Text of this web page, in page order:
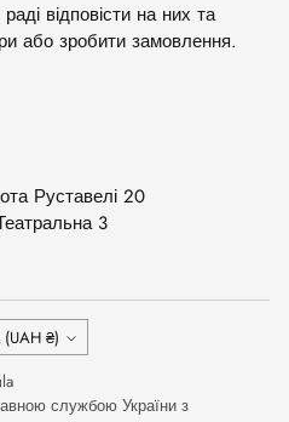
відповісти на них та
або зробити замовлення.
Руставелі 20
3
Україна (UAH ₴)
службою України з